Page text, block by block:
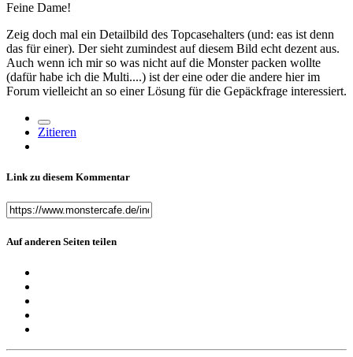
Feine Dame!
Zeig doch mal ein Detailbild des Topcasehalters (und: eas ist denn
das für einer). Der sieht zumindest auf diesem Bild echt dezent aus.
Auch wenn ich mir so was nicht auf die Monster packen wollte
(dafür habe ich die Multi....) ist der eine oder die andere hier im
Forum vielleicht an so einer Lösung für die Gepäckfrage interessiert.
Zitieren
Link zu diesem Kommentar
Auf anderen Seiten teilen